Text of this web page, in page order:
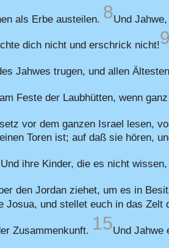
als Erbe austeilen. 8Und
dich nicht und erschrick nicht!9
Jahwes trugen, und allen
am Feste der Laubhütten, wenn
vor dem ganzen Israel lesen,
Toren ist; auf daß sie hören,
Und ihre Kinder, die es nicht
den Jordan ziehet, um es in
und stellet euch in das
Zusammenkunft. 15Und Jahwe